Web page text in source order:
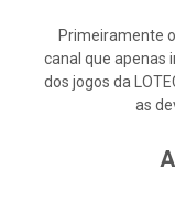
Primeiramente o
canal que apenas
dos jogos da
as